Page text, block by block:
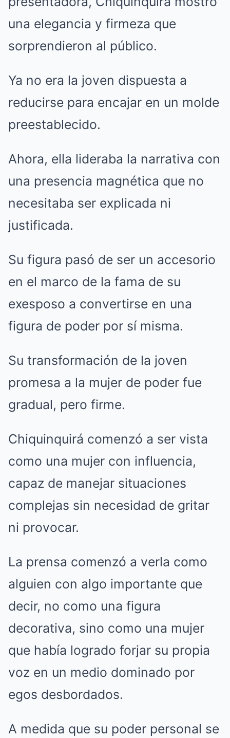
una elegancia y firmeza que
sorprendieron al público.
Ya no era la joven dispuesta a
reducirse para encajar en un molde
preestablecido.
Ahora, ella lideraba la narrativa con
una presencia magnética que no
necesitaba ser explicada ni
justificada.
Su figura pasó de ser un accesorio
en el marco de la fama de su
exesposo a convertirse en una
figura de poder por sí misma.
Su transformación de la joven
promesa a la mujer de poder fue
gradual, pero firme.
Chiquinquirá comenzó a ser vista
como una mujer con influencia,
capaz de manejar situaciones
complejas sin necesidad de gritar
ni provocar.
La prensa comenzó a verla como
alguien con algo importante que
decir, no como una figura
decorativa, sino como una mujer
que había logrado forjar su propia
voz en un medio dominado por
egos desbordados.
A medida que su poder personal se